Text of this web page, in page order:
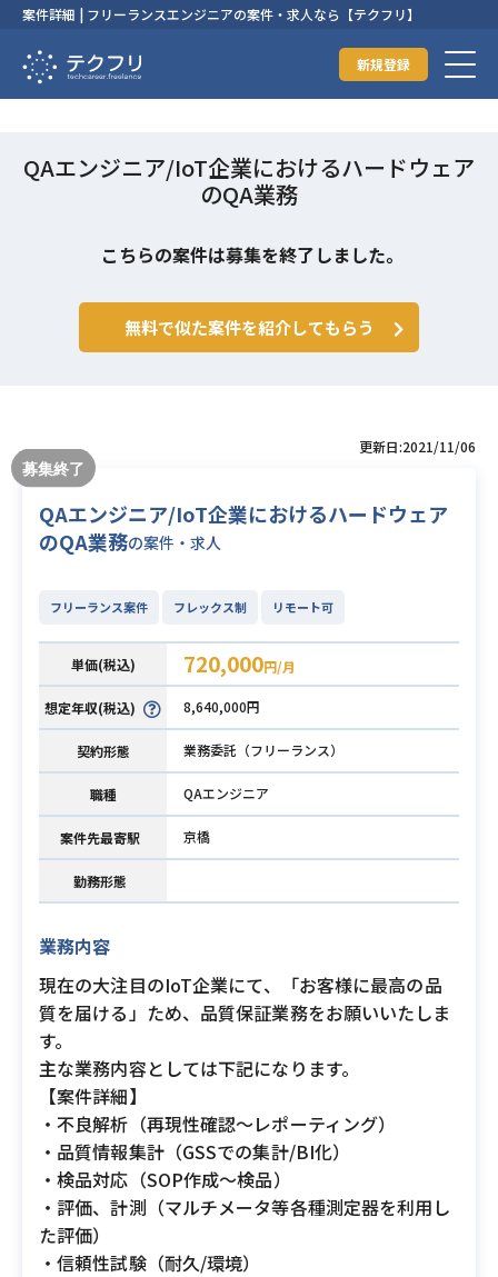
案件詳細 | フリーランスエンジニアの案件・求人なら【テクフリ】
新規登録
QAエンジニア/IoT企業におけるハードウェア
のQA業務
こちらの案件は募集を終了しました。
無料で似た案件を紹介してもらう
更新日:2021/11/06
QAエンジニア/IoT企業におけるハードウェア
のQA業務の案件・求人
フリーランス案件 フレックス制 リモート可
単価(税込) 720,000円/月
想定年収(税込) 8,640,000円
契約形態 業務委託（フリーランス）
職種 QAエンジニア
案件先最寄駅 京橋
勤務形態
業務内容
現在の大注目のIoT企業にて、「お客様に最高の品
質を届ける」ため、品質保証業務をお願いいたしま
す。
主な業務内容としては下記になります。
【案件詳細】
・不良解析（再現性確認〜レポーティング）
・品質情報集計（GSSでの集計/BI化）
・検品対応（SOP作成〜検品）
・評価、計測（マルチメータ等各種測定器を利用し
た評価）
・信頼性試験（耐久/環境）